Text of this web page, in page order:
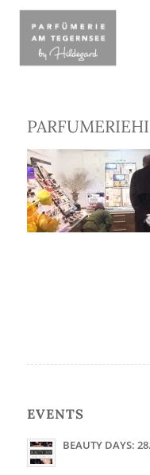
EVENTS
BEAUTY DAYS: